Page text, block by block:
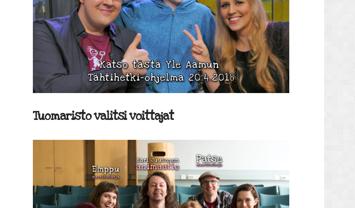
Tuomaristo valitsi voittajat